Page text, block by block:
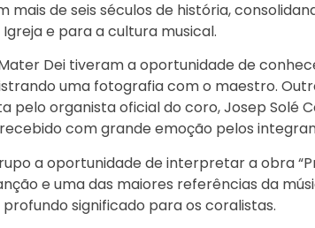
de seis séculos de história,
e para a cultura musical.
Dei tiveram a oportunidade de
uma fotografia com o maestro.
organista oficial do coro, Josep Solé
com grande emoção pelos
a oportunidade de interpretar a obra
e uma das maiores referências da
significado para os coralistas.